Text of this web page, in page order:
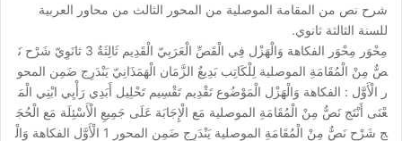
شرح نص من المقامة الموصلية من المحور الثالث من محاور العربية
للسنة الثالثة ثانوي.
مِحْوَر مِحْوَر الفكاهة وَالْهَزْل فِي الْقَصِّ الْعَرَبِيّ الْقَدِيم ثَالِثَةٌ 3 ثانَوِيّ شَرْح نَ
صٌّ مِنْ الْمُقَامَةِ الموصلية لِلْكَاتِب بَدِيعٌ الزَّمَان الْهَمَذَانِيّ يَنْدَرِج ضَمِن المحو
ر الْأَوَّل : الفكاهة وَالْهَزْل الْمَوْضُوع تَقْدِيم تَقْسِيم تَحْلِيل أَبَدِي رَأْيِي ابْنِي الْمَ
عْنَى أَنْتَج نَصٌّ مِنْ الْمُقَامَةِ الموصلية مَع الْإِجَابَة عَلَى جَمِيعِ الْأَسْئِلَة مَع الْحُجَ
ج شَرْح نَصٌّ مِنْ الْمُقَامَةِ الموصلية يَنْدَرِج ضَمِن المحور 1 الْأَوَّل الفكاهة وَالْ